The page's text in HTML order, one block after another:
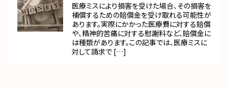
医療ミスにより損害を受けた場合、その損害を
補償するための賠償金を受け取れる可能性が
あります。実際にかかった医療費に対する賠償
や、精神的苦痛に対する慰謝料など、賠償金に
は種類があります。この記事では、医療ミスに
対して請求で […]